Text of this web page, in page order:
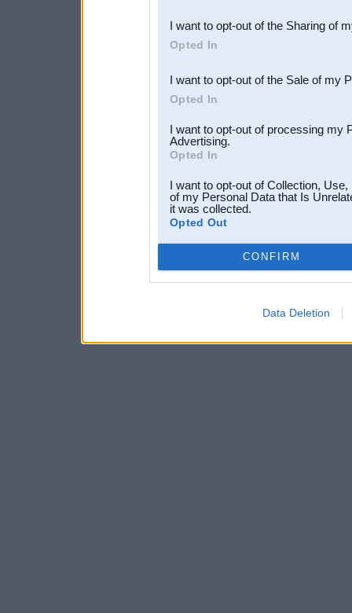
Downstream Participants
third parties.
I want to opt-out of the Sharing of
Opted In
I want to opt-out of the Sale of my
Opted In
I want to opt-out of processing my
Advertising.
Opted In
I want to opt-out of Collection,
of my Personal Data that Is
it was collected.
Opted Out
CONFIRM
Data Deletion